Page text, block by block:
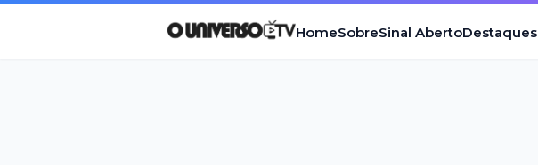
HomeSobreSinal AbertoDestaques